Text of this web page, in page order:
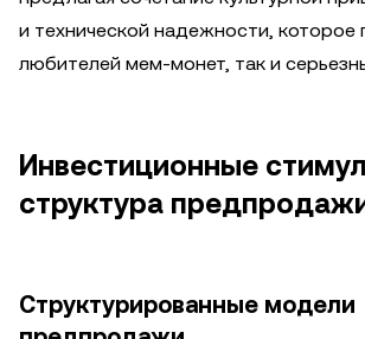
и технической надежности, которое
любителей мем-монет, так и
Инвестиционные
структура
Структурированные модели